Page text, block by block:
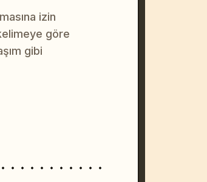
izin
göre
gibi